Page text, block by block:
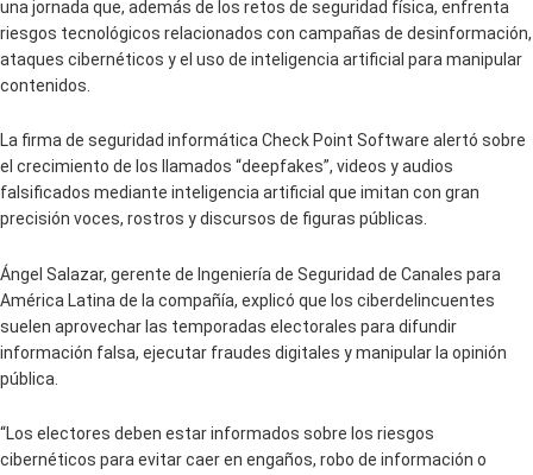
una jornada que, además de los retos de seguridad física, enfrenta
riesgos tecnológicos relacionados con campañas de desinformación,
ataques cibernéticos y el uso de inteligencia artificial para manipular
contenidos.
La firma de seguridad informática Check Point Software alertó sobre
el crecimiento de los llamados “deepfakes”, videos y audios
falsificados mediante inteligencia artificial que imitan con gran
precisión voces, rostros y discursos de figuras públicas.
Ángel Salazar, gerente de Ingeniería de Seguridad de Canales para
América Latina de la compañía, explicó que los ciberdelincuentes
suelen aprovechar las temporadas electorales para difundir
información falsa, ejecutar fraudes digitales y manipular la opinión
pública.
“Los electores deben estar informados sobre los riesgos
cibernéticos para evitar caer en engaños, robo de información o